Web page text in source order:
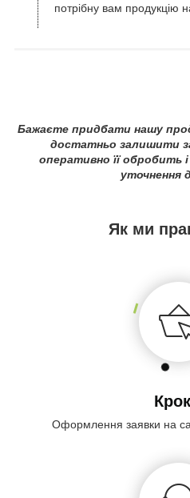
потрібну вам продукцію
Бажаєте придбати нашу
достатньо залишити
оперативно її обробить
уточнення
Як ми
Оформлення заявки на